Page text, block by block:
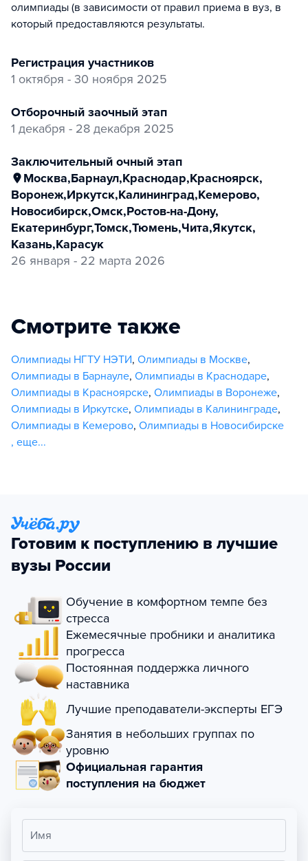
олимпиады (в зависимости от правил приема в вуз, в
который предоставляются результаты.
регистрация участников
1 октября - 30 ноября 2025
отборочный заочный этап
1 декабря - 28 декабря 2025
заключительный очный этап
Москва,Барнаул,Краснодар,Красноярск,
Воронеж,Иркутск,Калининград,Кемерово,
Новосибирск,Омск,Ростов-на-Дону,
Екатеринбург,Томск,Тюмень,Чита,Якутск,
Казань,Карасук
26 января - 22 марта 2026
Смотрите также
Олимпиады НГТУ НЭТИ, Олимпиады в Москве,
Олимпиады в Барнауле, Олимпиады в Краснодаре,
Олимпиады в Красноярске, Олимпиады в Воронеже,
Олимпиады в Иркутске, Олимпиады в Калининграде,
Олимпиады в Кемерово, Олимпиады в Новосибирске
, еще...
Готовим к поступлению в лучшие
вузы России
Обучение в комфортном темпе без
стресса
Ежемесячные пробники и аналитика
прогресса
Постоянная поддержка личного
наставника
Лучшие преподаватели-эксперты ЕГЭ
Занятия в небольших группах по
уровню
Официальная гарантия
поступления на бюджет
Имя